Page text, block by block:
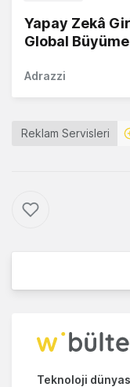
Yapay Zekâ
Global Büyüme
Adrazzi
Reklam Servisleri
Teknoloji